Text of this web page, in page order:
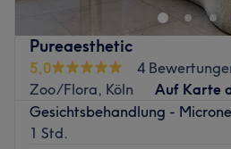
der SHR-Technologie oder
Programm, damit du dich schön
fühlen kannst. Probiere es selbst
Lieblingstermin jetzt super easy
Gleich zu Beginn fällt einem die
Atmosphäre im Salon auf. Hier
Pureaesthetic
5,0
4
Zoo/Flora, Köln
Auf Karte
Gesichtsbehandlung -
1 Std.